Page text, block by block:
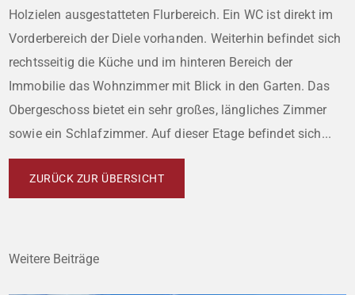
Holzielen ausgestatteten Flurbereich. Ein WC ist direkt im
Vorderbereich der Diele vorhanden. Weiterhin befindet sich
rechtsseitig die Küche und im hinteren Bereich der
Immobilie das Wohnzimmer mit Blick in den Garten. Das
Obergeschoss bietet ein sehr großes, längliches Zimmer
sowie ein Schlafzimmer. Auf dieser Etage befindet sich...
ZURÜCK ZUR ÜBERSICHT
Weitere Beiträge